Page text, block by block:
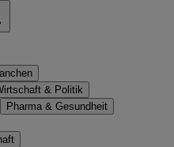
& Politik
Pharma & Gesundheit